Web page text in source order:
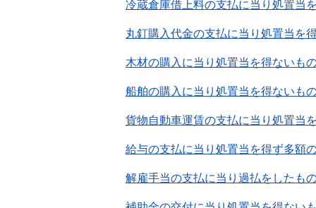
冷蔵倉庫借上料の支払に当り処置当
丸釘購入代金の支払に当り処置当
木材の購入に当り処置当を得ない
船舶の購入に当り処置当を得ないも
貨物自動車運賃の支払に当り処置
給与の支払に当り処置当を得ず多額
解雇手当の支払に当り過払をしたも